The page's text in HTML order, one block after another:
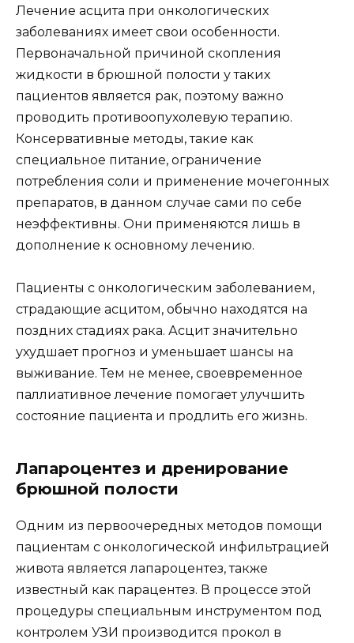
Лечение асцита при онкологических
заболеваниях имеет свои особенности.
Первоначальной причиной скопления
жидкости в брюшной полости у таких
пациентов является рак, поэтому важно
проводить противоопухолевую терапию.
Консервативные методы, такие как
специальное питание, ограничение
потребления соли и применение мочегонных
препаратов, в данном случае сами по себе
неэффективны. Они применяются лишь в
дополнение к основному лечению.
Пациенты с онкологическим заболеванием,
страдающие асцитом, обычно находятся на
поздних стадиях рака. Асцит значительно
ухудшает прогноз и уменьшает шансы на
выживание. Тем не менее, своевременное
паллиативное лечение помогает улучшить
состояние пациента и продлить его жизнь.
Лапароцентез и дренирование
брюшной полости
Одним из первоочередных методов помощи
пациентам с онкологической инфильтрацией
живота является лапароцентез, также
известный как парацентез. В процессе этой
процедуры специальным инструментом под
контролем УЗИ производится прокол в